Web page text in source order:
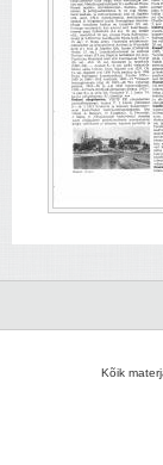
Kõik